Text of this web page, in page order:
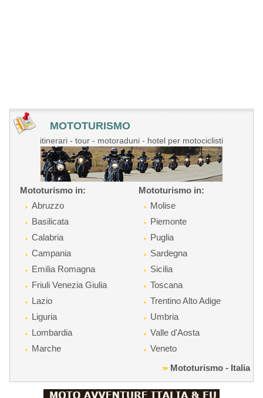
MOTOTURISMO
itinerari - tour - motoraduni - hotel per motociclisti
Mototurismo in:
Abruzzo
Basilicata
Calabria
Campania
Emilia Romagna
Friuli Venezia Giulia
Lazio
Liguria
Lombardia
Marche
Mototurismo in:
Molise
Piemonte
Puglia
Sardegna
Sicilia
Toscana
Trentino Alto Adige
Umbria
Valle d'Aosta
Veneto
Mototurismo - Italia